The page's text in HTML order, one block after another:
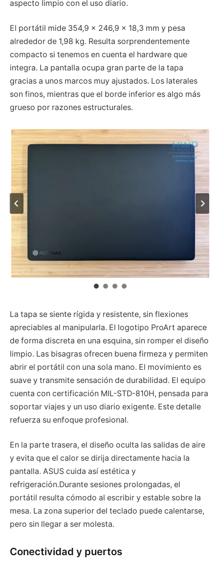
aspecto limpio con el uso diario.
El portátil mide 354,9 × 246,9 × 18,3 mm y pesa
alrededor de 1,98 kg. Resulta sorprendentemente
compacto si tenemos en cuenta el hardware que
integra. La pantalla ocupa gran parte de la tapa
gracias a unos marcos muy ajustados. Los laterales
son finos, mientras que el borde inferior es algo más
grueso por razones estructurales.
La tapa se siente rígida y resistente, sin flexiones
apreciables al manipularla. El logotipo ProArt aparece
de forma discreta en una esquina, sin romper el diseño
limpio. Las bisagras ofrecen buena firmeza y permiten
abrir el portátil con una sola mano. El movimiento es
suave y transmite sensación de durabilidad. El equipo
cuenta con certificación MIL-STD-810H, pensada para
soportar viajes y un uso diario exigente. Este detalle
refuerza su enfoque profesional.
En la parte trasera, el diseño oculta las salidas de aire
y evita que el calor se dirija directamente hacia la
pantalla. ASUS cuida así estética y
refrigeración.Durante sesiones prolongadas, el
portátil resulta cómodo al escribir y estable sobre la
mesa. La zona superior del teclado puede calentarse,
pero sin llegar a ser molesta.
Conectividad y puertos